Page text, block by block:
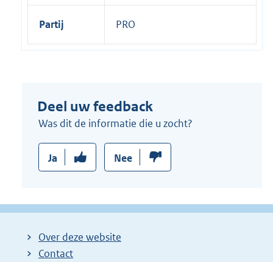
Partij PRO
Deel uw feedback
Was dit de informatie die u zocht?
Ja Nee
Over deze website
Contact